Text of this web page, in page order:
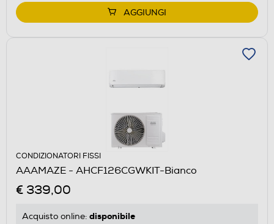
AGGIUNGI
CONDIZIONATORI FISSI
AAAMAZE - AHCF126CGWKIT-Bianco
€ 339,00
Acquisto online: disponibile